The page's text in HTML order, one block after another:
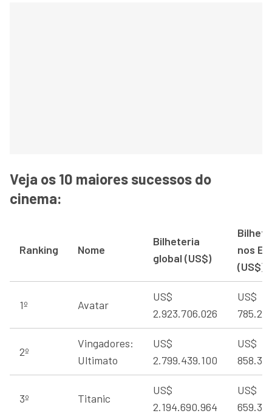
Veja os 10 maiores sucessos do
cinema:
Ranking Nome
Bilheteria
global (US$)
nos
(US$)
1º Avatar
US$
2.923.706.026
US$
2º
Vingadores:
Ultimato
US$
2.799.439.100
US$
3º Titanic
US$
2.194.690.964
US$